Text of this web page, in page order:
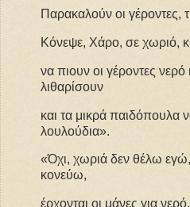
Παρακαλούν οι γέροντες,
Κόνεψε, Χάρο, σε χωριό,
να πιουν οι γέροντες νερό
λιθαρίσουν
και τα μικρά παιδόπουλα
λουλούδια».
«Όχι, χωριά δεν θέλω
κονεύω,
έρχονται οι μάνες για